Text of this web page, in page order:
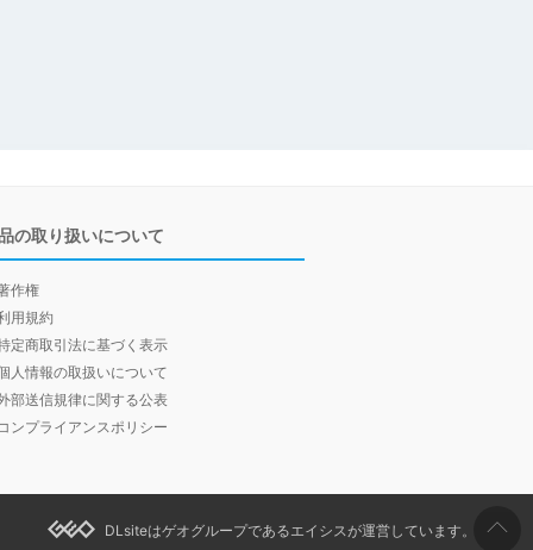
の取り扱いについて
作権
用規約
定商取引法に基づく表示
人情報の取扱いについて
部送信規律に関する公表
コンプライアンスポリシー
DLsiteはゲオグループであるエイシスが運営しています。